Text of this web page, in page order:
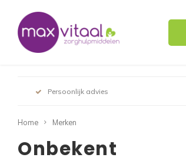
Persoonlijk advies
Home Merken
Onbekent